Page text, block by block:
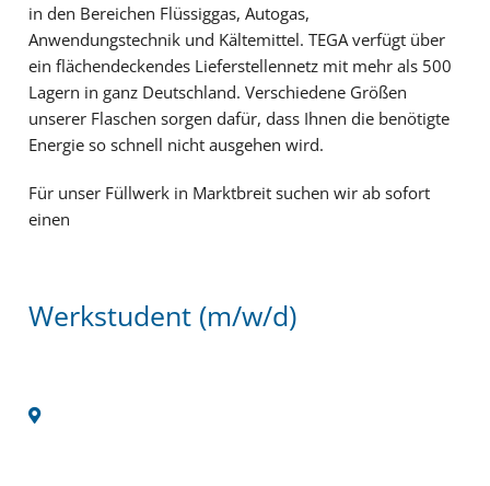
in den Bereichen Flüssiggas, Autogas,
Anwendungstechnik und Kältemittel. TEGA verfügt über
ein flächendeckendes Lieferstellennetz mit mehr als 500
Lagern in ganz Deutschland. Verschiedene Größen
unserer Flaschen sorgen dafür, dass Ihnen die benötigte
Energie so schnell nicht ausgehen wird.
Für unser Füllwerk in Marktbreit suchen wir ab sofort
einen
Werkstudent (m/w/d)